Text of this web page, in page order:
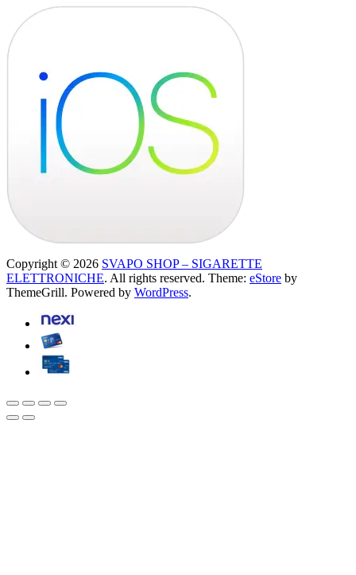
Copyright © 2026 SVAPO SHOP – SIGARETTE
ELETTRONICHE. All rights reserved. Theme: eStore by
ThemeGrill. Powered by WordPress.